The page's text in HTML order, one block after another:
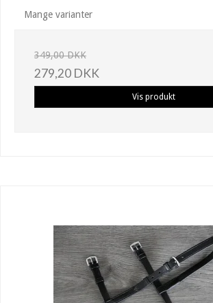
Mange varianter
349,00 DKK
279,20 DKK
Vis produkt